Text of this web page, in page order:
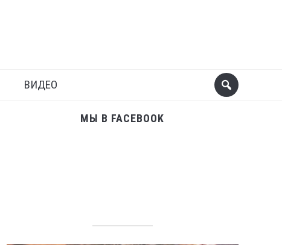
ВИДЕО
МЫ В FACEBOOK